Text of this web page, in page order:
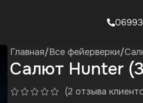
Главная/Все фейерверки/
Салют Hunter
(2 отзыва